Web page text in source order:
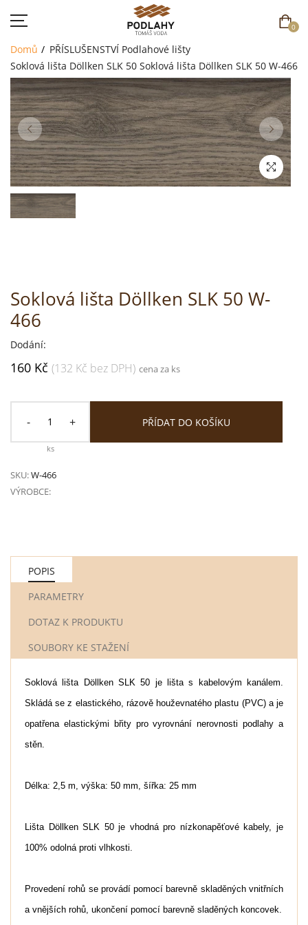
0
DOMŮ
SORTIMENT
AKCE
CENÍK
KONTAKT
Domů PŘÍSLUŠENSTVÍ Podlahové lišty
Soklová lišta Döllken SLK 50 Soklová lišta Döllken SLK 50 W-466
Soklová lišta Döllken SLK 50 W-
466
Dodání:
160 Kč (132 Kč bez DPH) cena za ks
- +
ks
PŘÍDAT DO KOŠÍKU
SKU:W-466
VÝROBCE:
POPIS
PARAMETRY
DOTAZ K PRODUKTU
SOUBORY KE STAŽENÍ
Soklová lišta Döllken SLK 50 je lišta s kabelovým kanálem.
Skládá se z elastického, rázově houževnatého plastu (PVC) a je
opatřena elastickými břity pro vyrovnání nerovnosti podlahy a
stěn.
Délka: 2,5 m, výška: 50 mm, šířka: 25 mm
Lišta Döllken SLK 50 je vhodná pro nízkonapěťové kabely, je
100% odolná proti vlhkosti.
Provedení rohů se provádí pomocí barevně skladěných vnitřních
a vnějších rohů, ukončení pomocí barevně sladěných koncovek.